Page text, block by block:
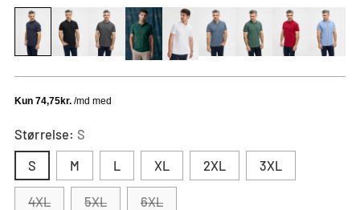
Størrelse: S
S M L XL 2XL 3XL
4XL 5XL 6XL